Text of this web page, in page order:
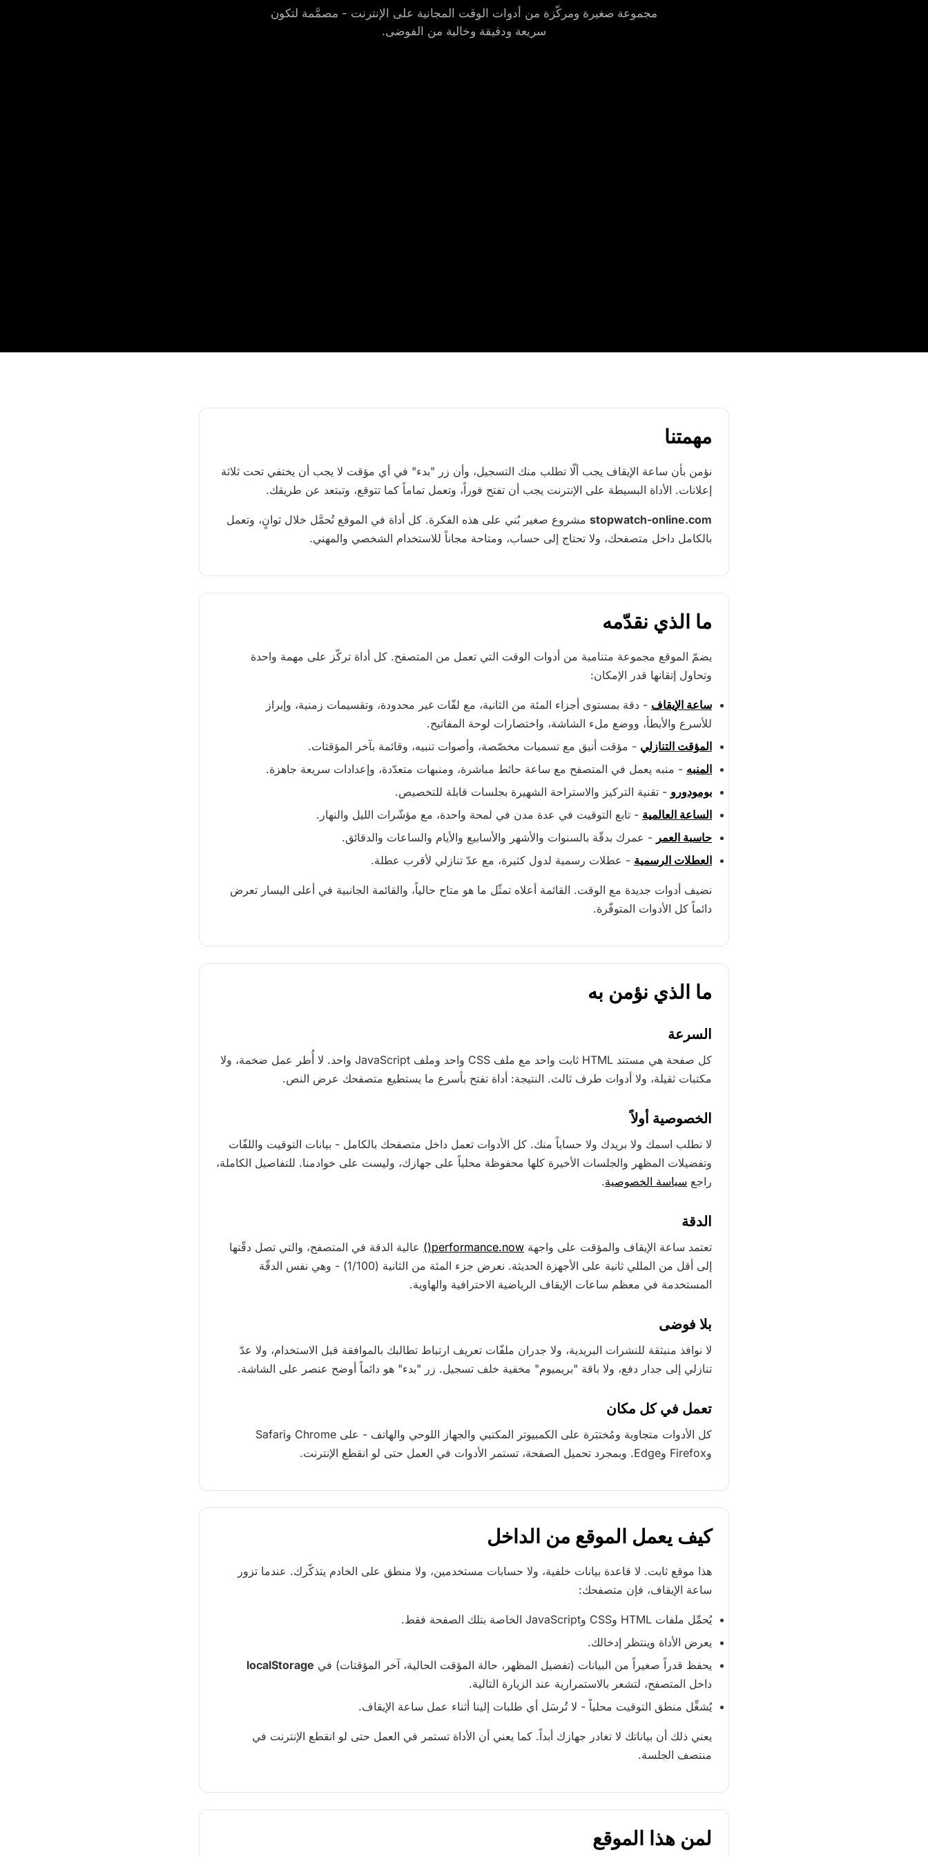
مجموعة صغيرة ومركّزة من أدوات الوقت المجانية على الإنترنت - مصمَّمة لتكون
سريعة ودقيقة وخالية من الفوضى.
مهمتنا
نؤمن بأن ساعة الإيقاف يجب ألّا تطلب منك التسجيل، وأن زر "بدء" في أي مؤقت لا يجب أن يختفي تحت ثلاثة
إعلانات. الأداة البسيطة على الإنترنت يجب أن تفتح فوراً، وتعمل تماماً كما تتوقع، وتبتعد عن طريقك.
stopwatch-online.com مشروع صغير بُني على هذه الفكرة. كل أداة في الموقع تُحمَّل خلال ثوانٍ، وتعمل
بالكامل داخل متصفحك، ولا تحتاج إلى حساب، ومتاحة مجاناً للاستخدام الشخصي والمهني.
ما الذي نقدّمه
يضمّ الموقع مجموعة متنامية من أدوات الوقت التي تعمل من المتصفح. كل أداة تركّز على مهمة واحدة
وتحاول إتقانها قدر الإمكان:
ساعة الإيقاف - دقة بمستوى أجزاء المئة من الثانية، مع لفّات غير محدودة، وتقسيمات زمنية، وإبراز
للأسرع والأبطأ، ووضع ملء الشاشة، واختصارات لوحة المفاتيح.
المؤقت التنازلي - مؤقت أنيق مع تسميات مخصّصة، وأصوات تنبيه، وقائمة بآخر المؤقتات.
المنبه - منبه يعمل في المتصفح مع ساعة حائط مباشرة، ومنبهات متعدّدة، وإعدادات سريعة جاهزة.
بومودورو - تقنية التركيز والاستراحة الشهيرة بجلسات قابلة للتخصيص.
الساعة العالمية - تابع التوقيت في عدة مدن في لمحة واحدة، مع مؤشّرات الليل والنهار.
حاسبة العمر - عمرك بدقّة بالسنوات والأشهر والأسابيع والأيام والساعات والدقائق.
العطلات الرسمية - عطلات رسمية لدول كثيرة، مع عدّ تنازلي لأقرب عطلة.
نضيف أدوات جديدة مع الوقت. القائمة أعلاه تمثّل ما هو متاح حالياً، والقائمة الجانبية في أعلى اليسار تعرض
دائماً كل الأدوات المتوفّرة.
ما الذي نؤمن به
السرعة
كل صفحة هي مستند HTML ثابت واحد مع ملف CSS واحد وملف JavaScript واحد. لا أُطر عمل ضخمة، ولا
مكتبات ثقيلة، ولا أدوات طرف ثالث. النتيجة: أداة تفتح بأسرع ما يستطيع متصفحك عرض النص.
الخصوصية أولاً
لا نطلب اسمك ولا بريدك ولا حساباً منك. كل الأدوات تعمل داخل متصفحك بالكامل - بيانات التوقيت واللفّات
وتفضيلات المظهر والجلسات الأخيرة كلها محفوظة محلياً على جهازك، وليست على خوادمنا. للتفاصيل الكاملة،
راجع سياسة الخصوصية.
الدقة
تعتمد ساعة الإيقاف والمؤقت على واجهة performance.now()
عالية الدقة في المتصفح، والتي تصل دقّتها
إلى أقل من المللي ثانية على الأجهزة الحديثة. نعرض جزء المئة من الثانية (1/100) - وهي نفس الدقّة
المستخدمة في معظم ساعات الإيقاف الرياضية الاحترافية والهاوية.
بلا فوضى
لا نوافذ منبثقة للنشرات البريدية، ولا جدران ملفّات تعريف ارتباط تطالبك بالموافقة قبل الاستخدام، ولا عدّ
تنازلي إلى جدار دفع، ولا باقة "بريميوم" مخفية خلف تسجيل. زر "بدء" هو دائماً أوضح عنصر على الشاشة.
تعمل في كل مكان
كل الأدوات متجاوبة ومُختبَرة على الكمبيوتر المكتبي والجهاز اللوحي والهاتف - على Chrome وSafari
وFirefox وEdge. وبمجرد تحميل الصفحة، تستمر الأدوات في العمل حتى لو انقطع الإنترنت.
كيف يعمل الموقع من الداخل
هذا موقع ثابت. لا قاعدة بيانات خلفية، ولا حسابات مستخدمين، ولا منطق على الخادم يتذكّرك. عندما تزور
ساعة الإيقاف، فإن متصفحك:
يُحمِّل ملفات HTML وCSS وJavaScript الخاصة بتلك الصفحة فقط.
يعرض الأداة وينتظر إدخالك.
يحفظ قدراً صغيراً من البيانات (تفضيل المظهر، حالة المؤقت الحالية، آخر المؤقتات) في localStorage
داخل المتصفح، لتشعر بالاستمرارية عند الزيارة التالية.
يُشغِّل منطق التوقيت محلياً - لا تُرسَل أي طلبات إلينا أثناء عمل ساعة الإيقاف.
يعني ذلك أن بياناتك لا تغادر جهازك أبداً. كما يعني أن الأداة تستمر في العمل حتى لو انقطع الإنترنت في
منتصف الجلسة.
لمن هذا الموقع